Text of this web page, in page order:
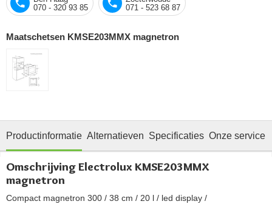
070 - 320 93 85
071 - 523 68 87
Maatschetsen KMSE203MMX magnetron
Productinformatie Alternatieven Specificaties Onze service
Omschrijving Electrolux KMSE203MMX
magnetron
Compact magnetron 300 / 38 cm / 20 l / led display /